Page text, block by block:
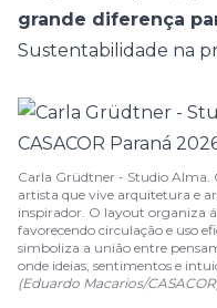
grande diferença
Sustentabilidade na
Carla Grüdtner - Studio Alma.
artista que vive arquitetura e
inspirador. O layout organiza
favorecendo circulação e uso
simboliza a união entre
onde ideias, sentimentos e
(Eduardo Macarios/